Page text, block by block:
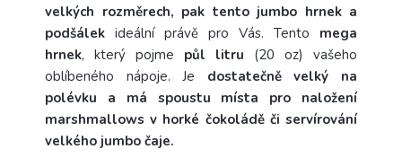
velkých rozměrech, pak tento jumbo hrnek a
podšálek ideální právě pro Vás. Tento mega
hrnek, který pojme půl litru (20 oz) vašeho
oblíbeného nápoje. Je dostatečně velký na
polévku a má spoustu místa pro naložení
marshmallows v horké čokoládě či servírování
velkého jumbo čaje.